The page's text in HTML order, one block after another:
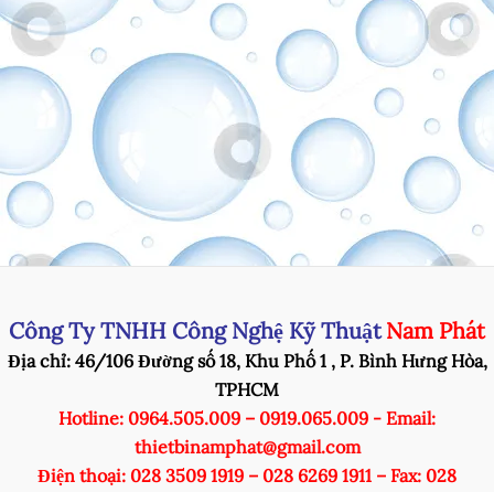
Công Ty TNHH Công Nghệ Kỹ Thuật Nam Phát
Địa chỉ: 46/106 Đường số 18, Khu Phố 1 , P. Bình Hưng Hòa,
TPHCM
Hotline: 0964.505.009 – 0919.065.009 - Email:
thietbinamphat@gmail.com
Điện thoại: 028 3509 1919 – 028 6269 1911 – Fax: 028